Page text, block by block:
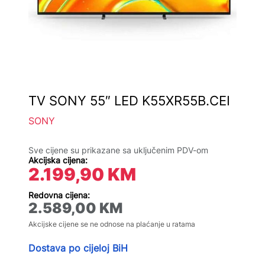
TV SONY 55″ LED K55XR55B.CEI
SONY
Sve cijene su prikazane sa uključenim PDV-om
Akcijska cijena:
2.199,90 KM
Redovna cijena:
2.589,00 KM
Akcijske cijene se ne odnose na plaćanje u ratama
Dostava po cijeloj BiH